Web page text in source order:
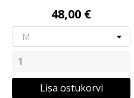
48,00 €
Lisa ostukorvi